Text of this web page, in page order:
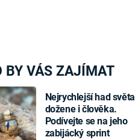
BY VÁS ZAJÍMAT
Nejrychlejší had světa
dožene i člověka.
Podívejte se na jeho
zabijácký sprint